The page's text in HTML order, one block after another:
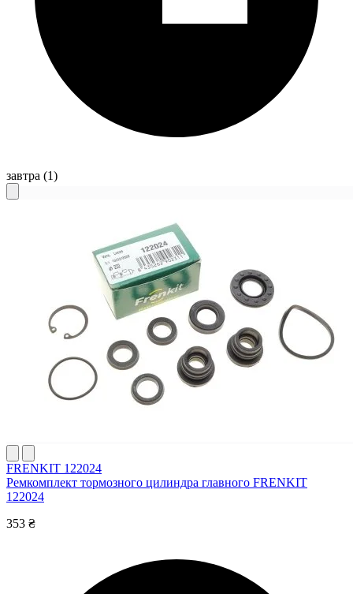
завтра (1)
FRENKIT 122024
Ремкомплект тормозного цилиндра главного FRENKIT
122024
353 ₴